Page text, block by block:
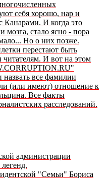
себя хорошо, нар и
Канарами. И когда это
мозга, стало ясно - пора
Но о них позже.
перестают быть
И вот на этом
все фамилии
(или имеют) отношение к
Все факты
расследований.
администрации
"Семьи" Бориса